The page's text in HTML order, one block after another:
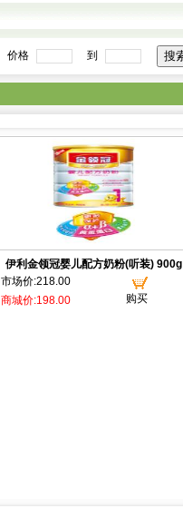
价格 到
伊利金领冠婴儿配方奶粉(听装) 900g
市场价:218.00
购买
商城价:198.00